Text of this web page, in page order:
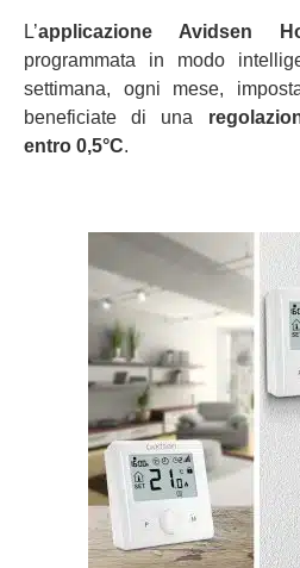
L’applicazione Avidsen
programmata in modo
settimana, ogni mese,
beneficiate di una
entro 0,5°C.